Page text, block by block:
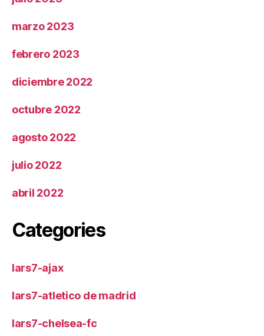
marzo 2023
febrero 2023
diciembre 2022
octubre 2022
agosto 2022
julio 2022
abril 2022
Categories
lars7-ajax
lars7-atletico de madrid
lars7-chelsea-fc